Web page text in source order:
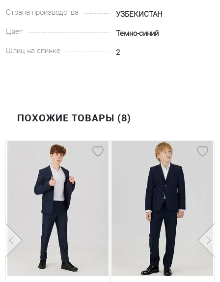
Страна производства
УЗБЕКИСТАН
Цвет
Темно-синий
Шлиц на спинке
2
ПОХОЖИЕ ТОВАРЫ (8)